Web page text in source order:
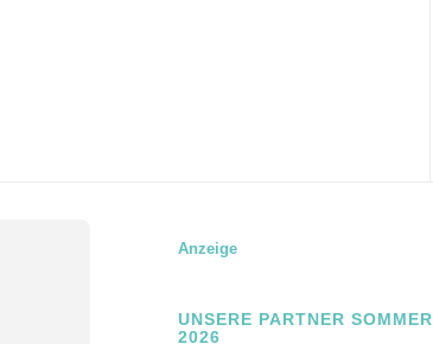
Anzeige
UNSERE PARTNER SOMMER
2026